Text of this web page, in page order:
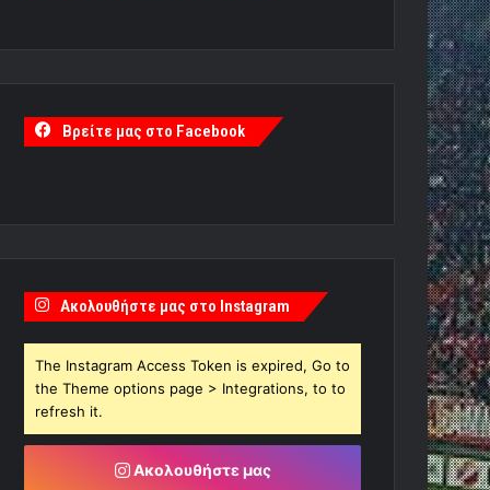
Βρείτε μας στο Facebook
Ακολουθήστε μας στο Instagram
The Instagram Access Token is expired, Go to
the Theme options page > Integrations, to to
refresh it.
Ακολουθήστε μας